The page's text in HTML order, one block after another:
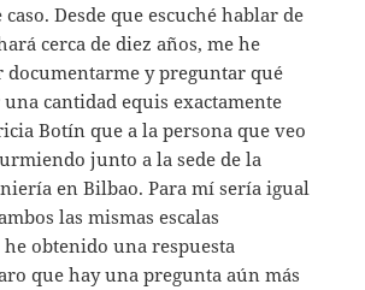
Desde que escuché hablar de
cerca de diez años, me he
documentarme y preguntar qué
cantidad equis exactamente
Botín que a la persona que veo
junto a la sede de la
en Bilbao. Para mí sería igual
las mismas escalas
obtenido una respuesta
que hay una pregunta aún más